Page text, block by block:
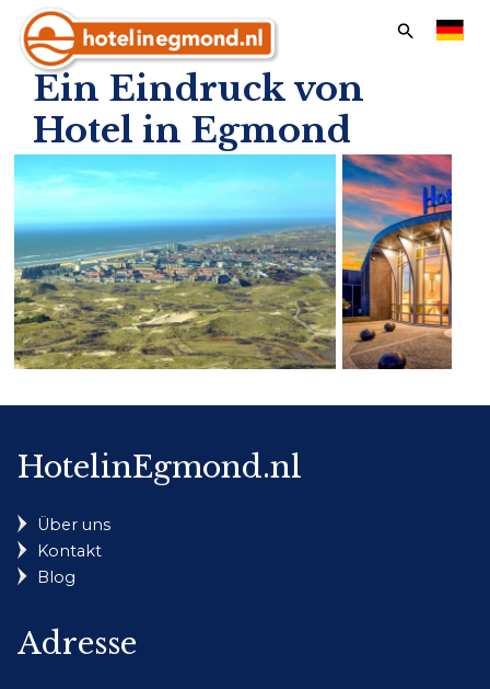
Frontend
search:
Übersicht
Hotels
Apartments
Angebote & Events
Ferien & Feiertage
Last minutes
Kundenservice
Ein Eindruck von
Hotel in Egmond
HotelinEgmond.nl
Über uns
Kontakt
Blog
Adresse